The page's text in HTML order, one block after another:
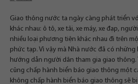
Giao thông nước ta ngày càng phát triển
khác nhau: ô tô, xe tải, xe máy, xe đạp,
nhiều loại phương tiện khác nhau đi trên
phức tạp. Vì vậy mà Nhà nước đã có
hướng dẫn người dân tham gia giao thông.
cũng chấp hành biển báo giao thông một
không chấp hành biển báo giao thông sẽ